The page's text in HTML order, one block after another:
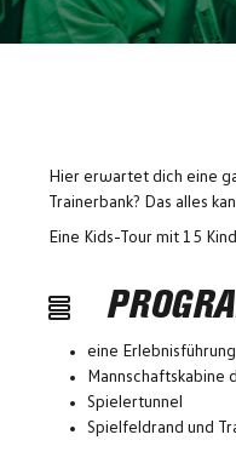
Hier erwartet dich eine
Trainerbank? Das alles
Eine Kids-Tour mit 15
eine
Mannschaftskabine
Spielertunnel
Spielfeldrand und